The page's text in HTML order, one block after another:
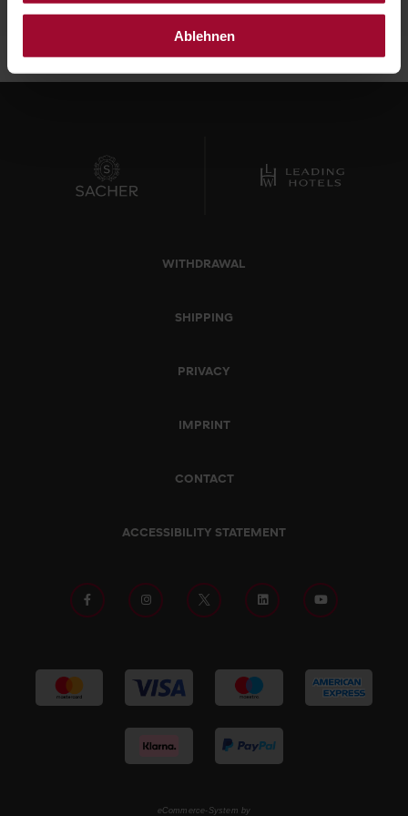
Ablehnen
WITHDRAWAL
SHIPPING
PRIVACY
IMPRINT
CONTACT
ACCESSIBILITY STATEMENT
eCommerce-System by